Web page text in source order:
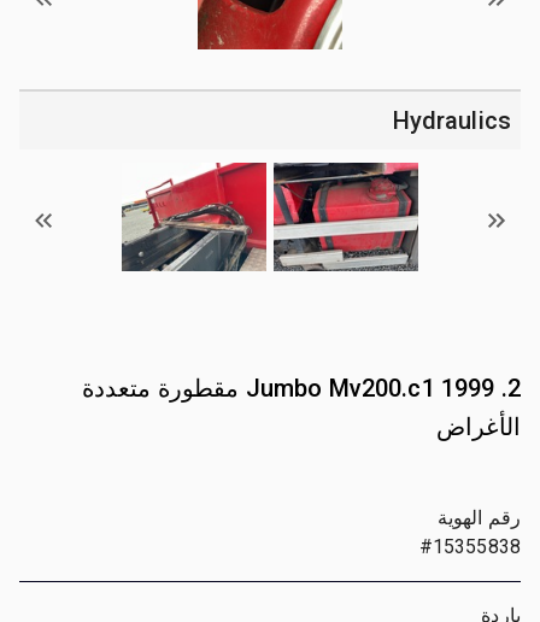
Hydraulics
2. 1999 Jumbo Mv200.c1 مقطورة متعددة
الأغراض
رقم الهوية
#15355838
ياردة